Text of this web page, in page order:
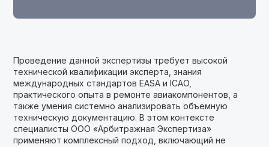
Проведение данной экспертизы требует высокой
технической квалификации эксперта, знания
международных стандартов EASA и ICAO,
практического опыта в ремонте авиакомпонентов, а
также умения системно анализировать объемную
техническую документацию. В этом контексте
специалисты ООО «Арбитражная Экспертиза»
применяют комплексный подход, включающий не